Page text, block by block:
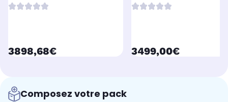
currentPrice
3898,68€ currentPrice
3499,00€
Composez votre pack